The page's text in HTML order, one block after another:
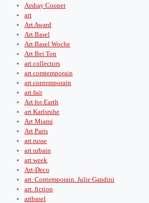
Arshay Cooper
art
Art Award
Art Basel
Art Basel Woche
Art Bei Ton
art collectors
art comtemporain
art contemporain
art fair
Art for Earth
art Karlsruhe
Art Miami
Art Paris
art russe
art urbain
art week
Art-Deco
art. Contemporain. Julie Gandini
art. fiction
artbasel